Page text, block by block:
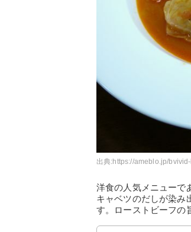
出典:https://ameblo.jp/
洋食の人気メニューで
キャベツのだしが染み
す。ローストビーフの